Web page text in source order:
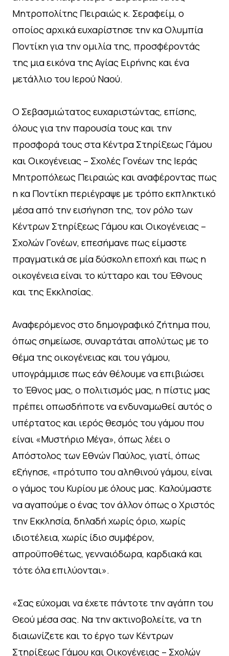
Μητροπολίτης Πειραιώς κ. Σεραφείμ, ο
οποίος αρχικά ευχαρίστησε την κα Ολυμπία
Ποντίκη για την ομιλία της, προσφέροντάς
της μια εικόνα της Αγίας Ειρήνης και ένα
μετάλλιο του Ιερού Ναού.
Ο Σεβασμιώτατος ευχαριστώντας, επίσης,
όλους για την παρουσία τους και την
προσφορά τους στα Κέντρα Στηρίξεως Γάμου
και Οικογένειας – Σχολές Γονέων της Ιεράς
Μητροπόλεως Πειραιώς και αναφέροντας πως
η κα Ποντίκη περιέγραψε με τρόπο εκπληκτικό
μέσα από την εισήγηση της, τον ρόλο των
Κέντρων Στηρίξεως Γάμου και Οικογένειας –
Σχολών Γονέων, επεσήμανε πως είμαστε
πραγματικά σε μία δύσκολη εποχή και πως η
οικογένεια είναι το κύτταρο και του Έθνους
και της Εκκλησίας.
Αναφερόμενος στο δημογραφικό ζήτημα που,
όπως σημείωσε, συναρτάται απολύτως με το
θέμα της οικογένειας και του γάμου,
υπογράμμισε πως εάν θέλουμε να επιβιώσει
το Έθνος μας, ο πολιτισμός μας, η πίστις μας
πρέπει οπωσδήποτε να ενδυναμωθεί αυτός ο
υπέρτατος και ιερός θεσμός του γάμου που
είναι «Μυστήριο Μέγα», όπως λέει ο
Απόστολος των Εθνών Παύλος, γιατί, όπως
εξήγησε, «πρότυπο του αληθινού γάμου, είναι
ο γάμος του Κυρίου με όλους μας. Καλούμαστε
να αγαπούμε ο ένας τον άλλον όπως ο Χριστός
την Εκκλησία, δηλαδή χωρίς όριο, χωρίς
ιδιοτέλεια, χωρίς ίδιο συμφέρον,
απροϋποθέτως, γενναιόδωρα, καρδιακά και
τότε όλα επιλύονται».
«Σας εύχομαι να έχετε πάντοτε την αγάπη του
Θεού μέσα σας. Να την ακτινοβολείτε, να τη
διαιωνίζετε και το έργο των Κέντρων
Στηρίξεως Γάμου και Οικογένειας – Σχολών